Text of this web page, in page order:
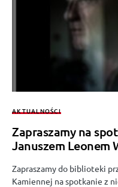
AKTUALNOŚCI
Zapraszamy na
Januszem Leonem
Zapraszamy do biblioteki
Kamiennej na spotkanie z